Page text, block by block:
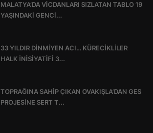
MALATYA’DA VİCDANLARI SIZLATAN TABLO 19
YAŞINDAKİ GENCİ...
33 YILDIR DİNMİYEN ACI… KÜRECİKLİLER
HALK İNİSİYATİFİ 3...
TOPRAĞINA SAHİP ÇIKAN OVAKIŞLA’DAN GES
PROJESİNE SERT T...